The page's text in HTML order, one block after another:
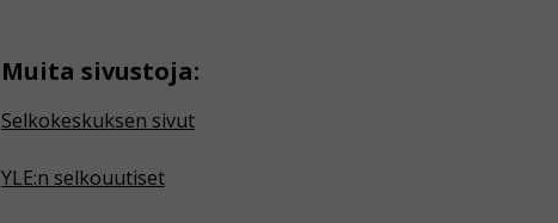
Muita sivustoja:
Selkokeskuksen sivut
YLE:n selkouutiset